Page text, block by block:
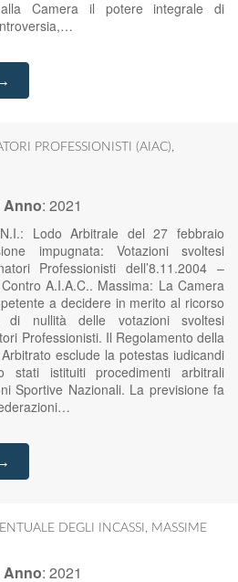
alla Camera il potere integrale di
PROFESSIONISTI (AIAC),
Anno: 2021
Lodo Arbitrale del 27 febbraio
impugnata: Votazioni svoltesi
Professionisti dell’8.11.2004 –
A.I.A.C.. Massima: La Camera
a decidere in merito al ricorso
di nullità delle votazioni svoltesi
Professionisti. Il Regolamento della
esclude la potestas iudicandi
stati istituiti procedimenti arbitrali
Sportive Nazionali. La previsione fa
DEGLI INCASSI , MASSIME
Anno: 2021